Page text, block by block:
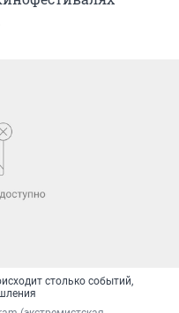
столько событий,